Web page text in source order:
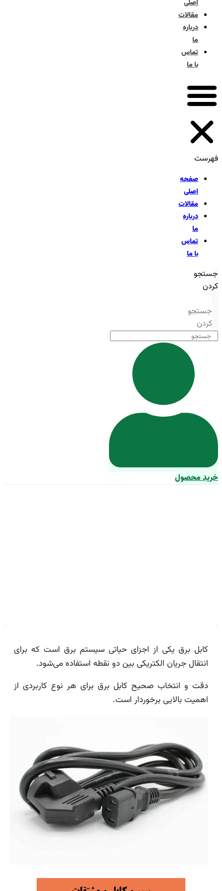
اصلی
مقالات
درباره
ما
تماس
با ما
فهرست
صفحه
اصلی
مقالات
درباره
ما
تماس
با ما
جستجو
کردن
جستجو
کردن
خرید محصول
کابل برق یکی از اجزای حیاتی سیستم برق است که برای
انتقال جریان الکتریکی بین دو نقطه استفاده می‌شود.
دقت و انتخاب صحیح کابل برق برای هر نوع کاربردی از
اهمیت بالایی برخوردار است.